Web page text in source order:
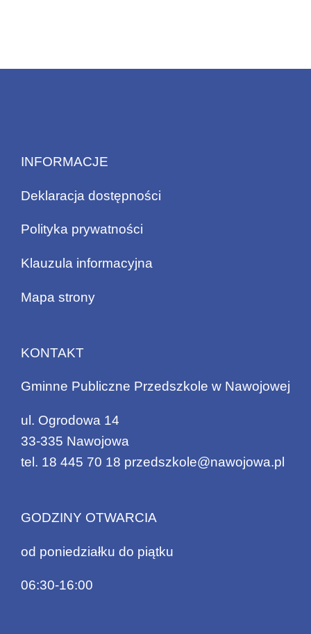
INFORMACJE
Deklaracja dostępności
Polityka prywatności
Klauzula informacyjna
Mapa strony
KONTAKT
Gminne Publiczne Przedszkole w Nawojowej
ul. Ogrodowa 14
33-335 Nawojowa
tel. 18 445 70 18 przedszkole@nawojowa.pl
GODZINY OTWARCIA
od poniedziałku do piątku
06:30-16:00